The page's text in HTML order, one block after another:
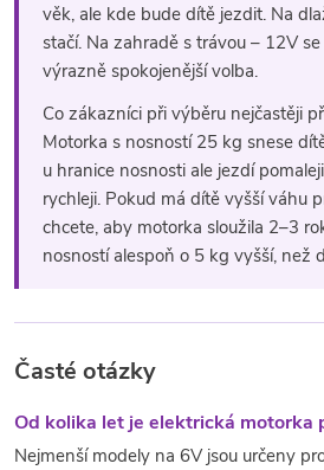
věk, ale kde bude dítě jezdit. Na
stačí. Na zahradě s trávou – 12V
výrazně spokojenější volba.
Co zákazníci při výběru nejčastěji
Motorka s nosností 25 kg snese
u hranice nosnosti ale jezdí
rychleji. Pokud má dítě vyšší váhu
chcete, aby motorka sloužila 2–3
nosností alespoň o 5 kg vyšší, než
Časté otázky
Od kolika let je elektrická motorka
Nejmenší modely na 6V jsou určeny